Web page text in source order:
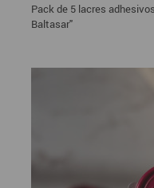
Pack de 5 lacres
Baltasar"